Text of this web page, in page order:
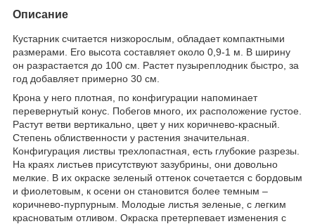
Описание
Кустарник считается низкорослым, обладает компактными
размерами. Его высота составляет около 0,9-1 м. В ширину
он разрастается до 100 см. Растет пузыреплодник быстро, за
год добавляет примерно 30 см.
Крона у него плотная, по конфигурации напоминает
перевернутый конус. Побегов много, их расположение густое.
Растут ветви вертикально, цвет у них коричнево-красный.
Степень облиственности у растения значительная.
Конфигурация листвы трехлопастная, есть глубокие разрезы.
На краях листьев присутствуют зазубрины, они довольно
мелкие. В их окраске зеленый оттенок сочетается с бордовым
и фиолетовым, к осени он становится более темным –
коричнево-пурпурным. Молодые листья зеленые, с легким
красноватым отливом. Окраска претерпевает изменения с